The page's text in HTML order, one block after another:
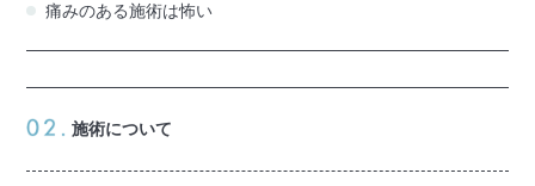
痛みのある施術は怖い
施術について